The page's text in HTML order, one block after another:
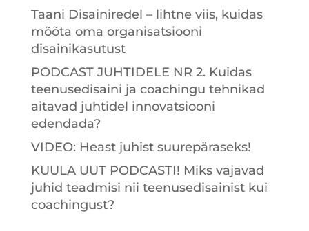
Taani Disainiredel – lihtne viis, kuidas
mõõta oma organisatsiooni
disainikasutust
PODCAST JUHTIDELE NR 2. Kuidas
teenusedisaini ja coachingu tehnikad
aitavad juhtidel innovatsiooni
edendada?
VIDEO: Heast juhist suurepäraseks!
KUULA UUT PODCASTI! Miks vajavad
juhid teadmisi nii teenusedisainist kui
coachingust?